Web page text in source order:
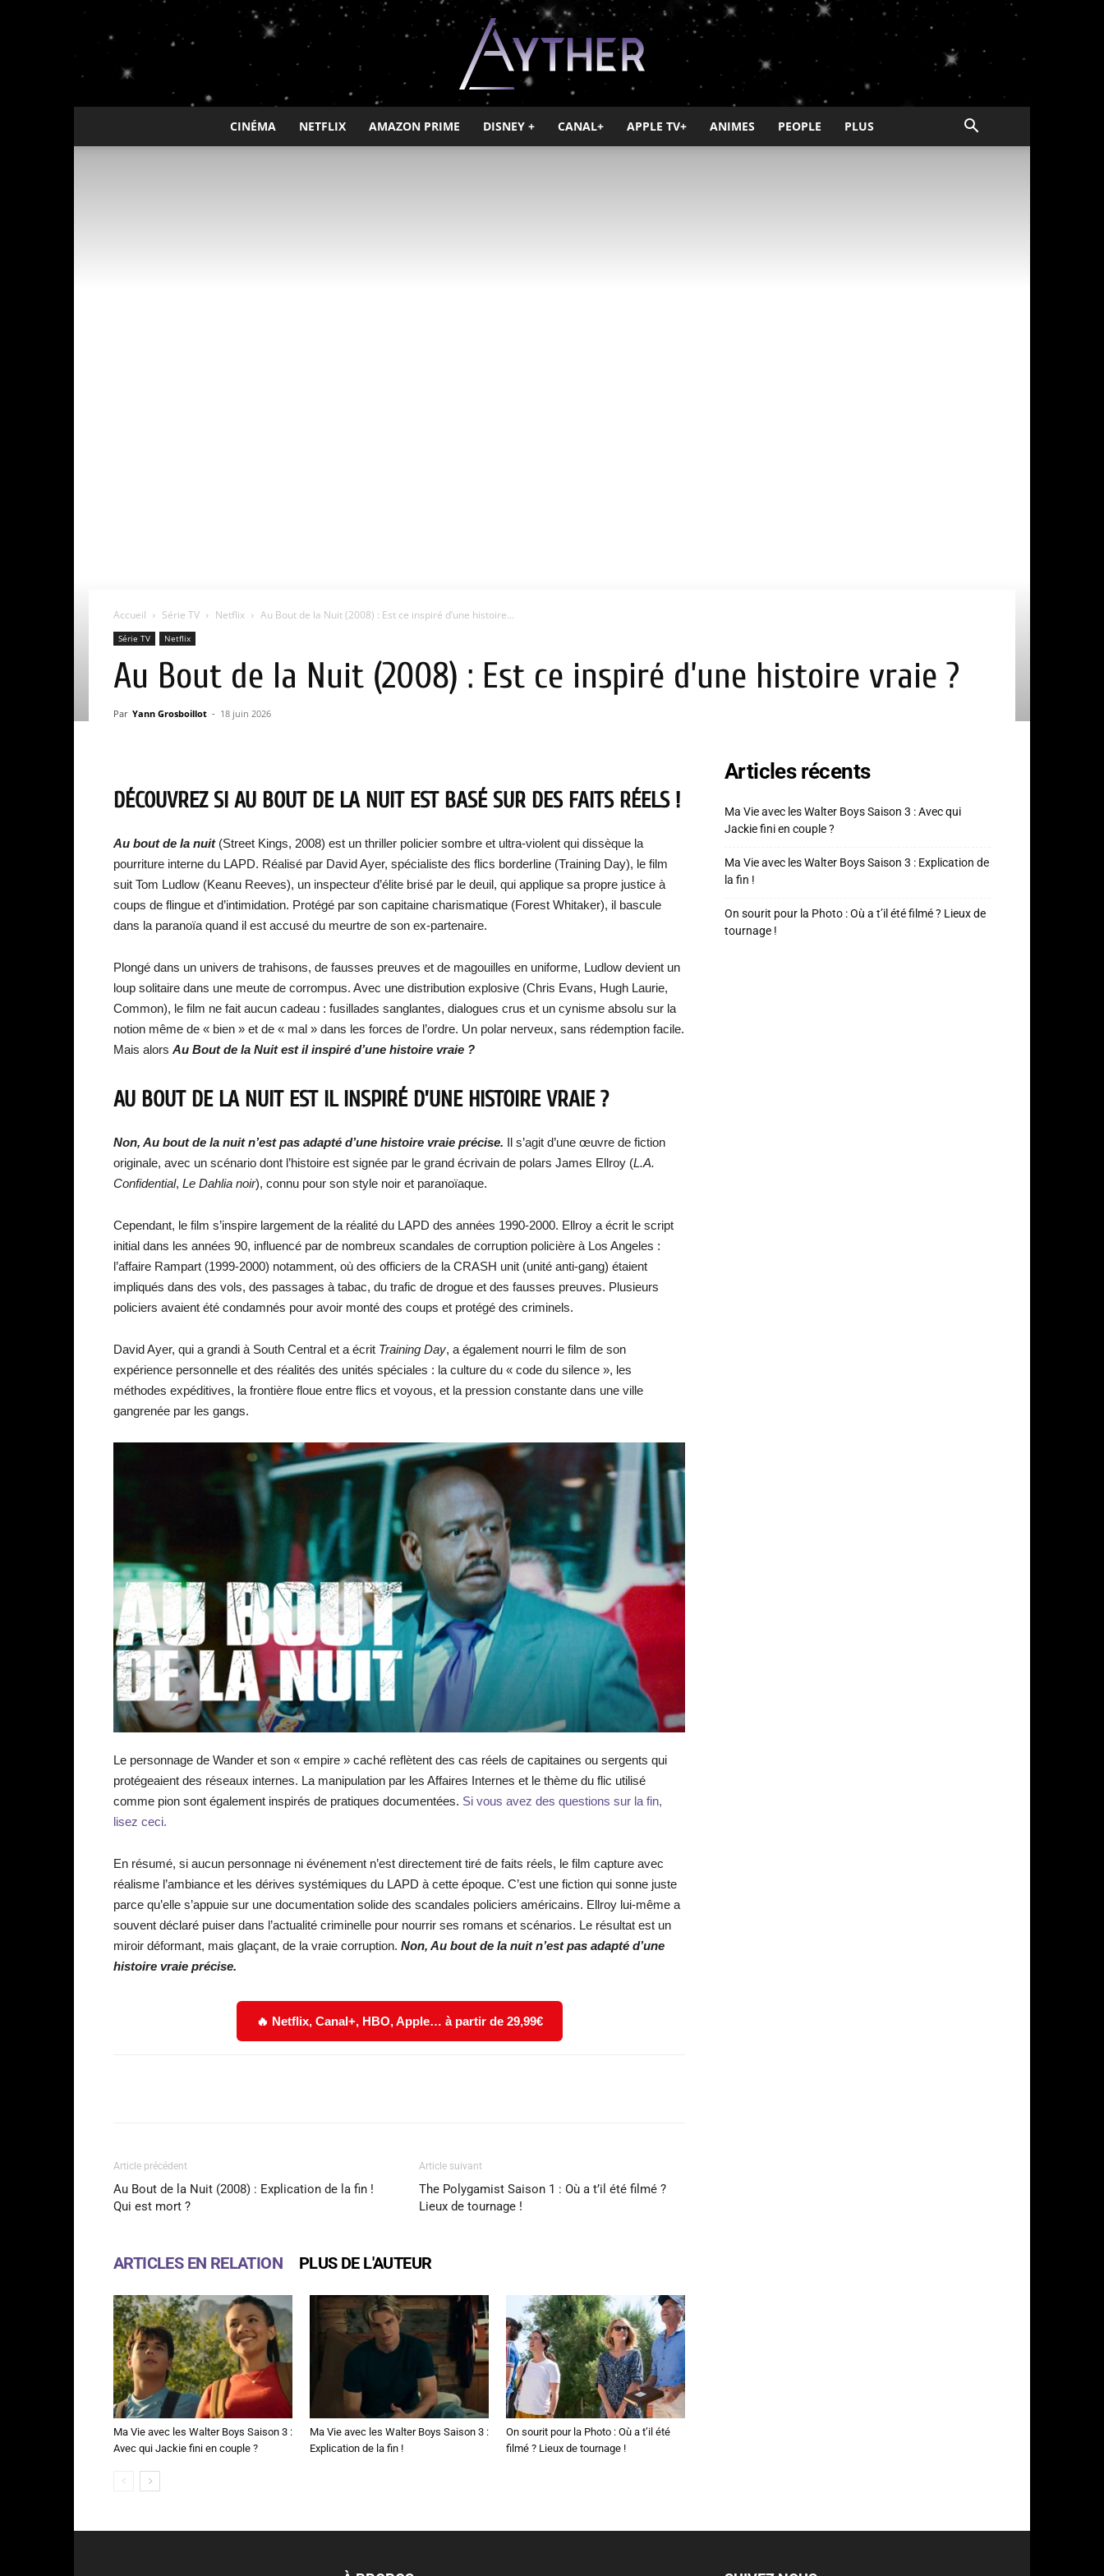
Ayther
CINÉMA NETFLIX AMAZON PRIME DISNEY + CANAL+ APPLE TV+ ANIMES PEOPLE PLUS
Accueil Série TV Netflix Au Bout de la Nuit (2008) : Est ce inspiré d’une histoire...
Série TV Netflix
Au Bout de la Nuit (2008) : Est ce inspiré d’une histoire vraie ?
Par Yann Grosboillot - 18 juin 2026
DÉCOUVREZ SI AU BOUT DE LA NUIT EST BASÉ SUR DES FAITS RÉELS !
Au bout de la nuit(Street Kings, 2008) est un thriller policier sombre et ultra-violent qui dissèque la
pourriture interne du LAPD. Réalisé par David Ayer, spécialiste des flics borderline (Training Day), le film
suit Tom Ludlow (Keanu Reeves), un inspecteur d’élite brisé par le deuil, qui applique sa propre justice à
coups de flingue et d’intimidation. Protégé par son capitaine charismatique (Forest Whitaker), il bascule
dans la paranoïa quand il est accusé du meurtre de son ex-partenaire.
Plongé dans un univers de trahisons, de fausses preuves et de magouilles en uniforme, Ludlow devient un
loup solitaire dans une meute de corrompus. Avec une distribution explosive (Chris Evans, Hugh Laurie,
Common), le film ne fait aucun cadeau : fusillades sanglantes, dialogues crus et un cynisme absolu sur la
notion même de « bien » et de « mal » dans les forces de l’ordre. Un polar nerveux, sans rédemption facile.
Mais alors Au Bout de la Nuit est il inspiré d’une histoire vraie ?
AU BOUT DE LA NUIT EST IL INSPIRÉ D’UNE HISTOIRE VRAIE ?
Non, Au bout de la nuit n’est pas adapté d’une histoire vraie précise. Il s’agit d’une œuvre de fiction
originale, avec un scénario dont l’histoire est signée par le grand écrivain de polars James Ellroy (L.A.
Confidential, Le Dahlia noir), connu pour son style noir et paranoïaque.
Cependant, le film s’inspire largement de la réalité du LAPD des années 1990-2000. Ellroy a écrit le script
initial dans les années 90, influencé par de nombreux scandales de corruption policière à Los Angeles :
l’affaire Rampart (1999-2000) notamment, où des officiers de la CRASH unit (unité anti-gang) étaient
impliqués dans des vols, des passages à tabac, du trafic de drogue et des fausses preuves. Plusieurs
policiers avaient été condamnés pour avoir monté des coups et protégé des criminels.
David Ayer, qui a grandi à South Central et a écrit Training Day, a également nourri le film de son
expérience personnelle et des réalités des unités spéciales : la culture du « code du silence », les
méthodes expéditives, la frontière floue entre flics et voyous, et la pression constante dans une ville
gangrenée par les gangs.
Le personnage de Wander et son « empire » caché reflètent des cas réels de capitaines ou sergents qui
protégeaient des réseaux internes. La manipulation par les Affaires Internes et le thème du flic utilisé
comme pion sont également inspirés de pratiques documentées. Si vous avez des questions sur la fin,
lisez ceci.
En résumé, si aucun personnage ni événement n’est directement tiré de faits réels, le film capture avec
réalisme l’ambiance et les dérives systémiques du LAPD à cette époque. C’est une fiction qui sonne juste
parce qu’elle s’appuie sur une documentation solide des scandales policiers américains. Ellroy lui-même a
souvent déclaré puiser dans l’actualité criminelle pour nourrir ses romans et scénarios. Le résultat est un
miroir déformant, mais glaçant, de la vraie corruption. Non, Au bout de la nuit n’est pas adapté d’une
histoire vraie précise.
🔥 Netflix, Canal+, HBO, Apple… à partir de 29,99€
Article précédent
Au Bout de la Nuit (2008) : Explication de la fin !
Qui est mort ?
Article suivant
The Polygamist Saison 1 : Où a t’il été filmé ?
Lieux de tournage !
ARTICLES EN RELATION PLUS DE L'AUTEUR
Ma Vie avec les Walter Boys Saison 3 :
Avec qui Jackie fini en couple ?
Ma Vie avec les Walter Boys Saison 3 :
Explication de la fin !
On sourit pour la Photo : Où a t’il été
filmé ? Lieux de tournage !
Articles récents
Ma Vie avec les Walter Boys Saison 3 : Avec qui
Jackie fini en couple ?
Ma Vie avec les Walter Boys Saison 3 : Explication de
la fin !
On sourit pour la Photo : Où a t’il été filmé ? Lieux de
tournage !